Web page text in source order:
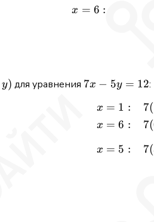
x = 6 :
y) для уравнения 7x
7x − 5y = 12:
x = 1 :
x = 6 :
x = 5 :
7(
7(
7(